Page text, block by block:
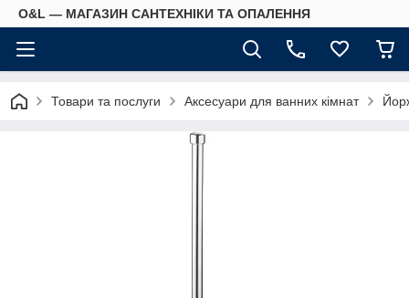
O&L — МАГАЗИН САНТЕХНІКИ ТА ОПАЛЕННЯ
Товари та послуги Аксесуари для ванних кімнат